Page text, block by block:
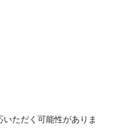
ただく可能性がありま